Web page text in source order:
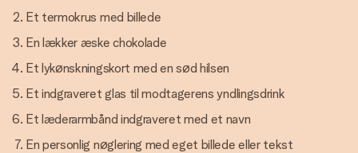
Et termokrus med billede
En lækker æske chokolade
Et lykønskningskort med en sød hilsen
Et indgraveret glas til modtagerens yndlingsdrink
Et læderarmbånd indgraveret med et navn
En personlig nøglering med eget billede eller tekst